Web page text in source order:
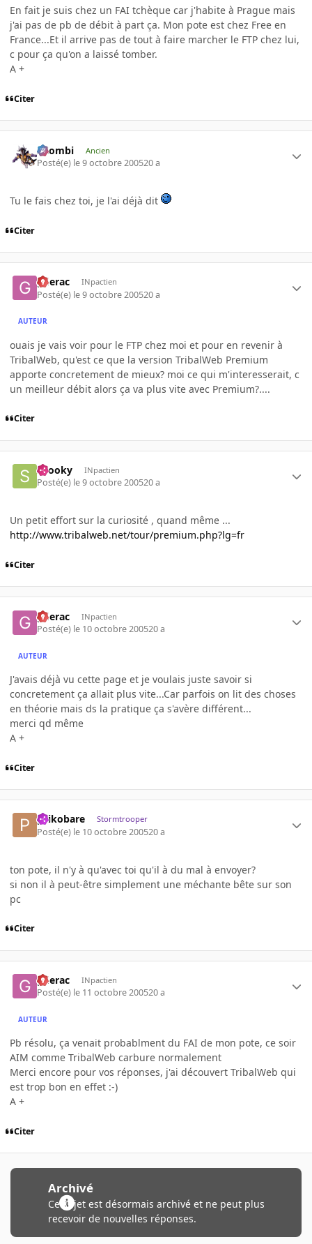
En fait je suis chez un FAI tchèque car j'habite à Prague mais
j'ai pas de pb de débit à part ça. Mon pote est chez Free en
France...Et il arrive pas de tout à faire marcher le FTP chez lui,
c pour ça qu'on a laissé tomber.
A +
Citer
XZombi Ancien
Posté(e) le 9 octobre 200520 a
Tu le fais chez toi, je l'ai déjà dit
Citer
gderac INpactien
Posté(e) le 9 octobre 200520 a
AUTEUR
ouais je vais voir pour le FTP chez moi et pour en revenir à
TribalWeb, qu'est ce que la version TribalWeb Premium
apporte concretement de mieux? moi ce qui m'interesserait, c
un meilleur débit alors ça va plus vite avec Premium?....
Citer
snooky INpactien
Posté(e) le 9 octobre 200520 a
Un petit effort sur la curiosité , quand même ...
http://www.tribalweb.net/tour/premium.php?lg=fr
Citer
gderac INpactien
Posté(e) le 10 octobre 200520 a
AUTEUR
J'avais déjà vu cette page et je voulais juste savoir si
concretement ça allait plus vite...Car parfois on lit des choses
en théorie mais ds la pratique ça s'avère différent...
merci qd même
A +
Citer
psikobare Stormtrooper
Posté(e) le 10 octobre 200520 a
ton pote, il n'y à qu'avec toi qu'il à du mal à envoyer?
si non il à peut-être simplement une méchante bête sur son
pc
Citer
gderac INpactien
Posté(e) le 11 octobre 200520 a
AUTEUR
Pb résolu, ça venait probablment du FAI de mon pote, ce soir
AIM comme TribalWeb carbure normalement
Merci encore pour vos réponses, j'ai découvert TribalWeb qui
est trop bon en effet :-)
A +
Citer
Archivé
Ce sujet est désormais archivé et ne peut plus
recevoir de nouvelles réponses.